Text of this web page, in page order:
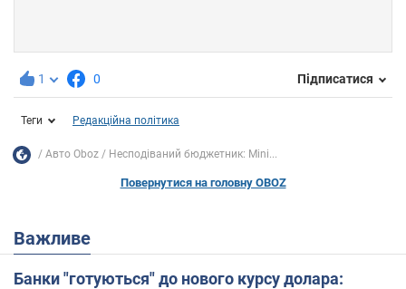
1 0 Підписатися
Теги Редакційна політика
Авто Oboz Несподіваний бюджетник: Mini...
Повернутися на головну OBOZ
Важливе
Банки "готуються" до нового курсу долара: